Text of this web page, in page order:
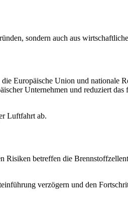
sondern auch aus
Europäische Union und nationale
Unternehmen und reduziert
Luftfahrt ab.
betreffen die
verzögern und den